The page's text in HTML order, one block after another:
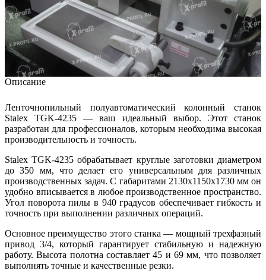
Описание
Ленточнопильный полуавтоматический колонный станок
Stalex TGK-4235 — ваш идеальный выбор. Этот станок
разработан для профессионалов, которым необходима высокая
производительность и точность.
Stalex TGK-4235 обрабатывает круглые заготовки диаметром
до 350 мм, что делает его универсальным для различных
производственных задач. С габаритами 2130х1150х1730 мм он
удобно вписывается в любое производственное пространство.
Угол поворота пилы в 940 градусов обеспечивает гибкость и
точность при выполнении различных операций.
Основное преимущество этого станка — мощный трехфазный
привод 3/4, который гарантирует стабильную и надежную
работу. Высота полотна составляет 45 и 69 мм, что позволяет
выполнять точные и качественные резки.